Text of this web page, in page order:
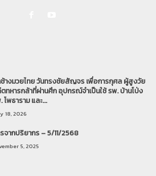
างมวยไทย วันทรงชัยสัญจร เพื่อการกุศล ผู้สูงวัย
ทหารกล้าที่ผ่านศึก อุปกรณ์จำเป็นใช้ รพ. บ้านโป่ง
โพธาราม และ...
18, 2026
จากปริยากร – 5/11/2568
5, 2025